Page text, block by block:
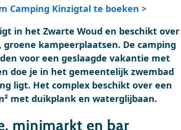
Camping Kinzigtal te boeken >
in het Zwarte Woud en beschikt over
kampeerplaatsen. De camping
voor een geslaagde vakantie met
doe je in het gemeentelijk zwembad
ligt. Het complex beschikt over een
met duikplank en waterglijbaan.
minimarkt en bar